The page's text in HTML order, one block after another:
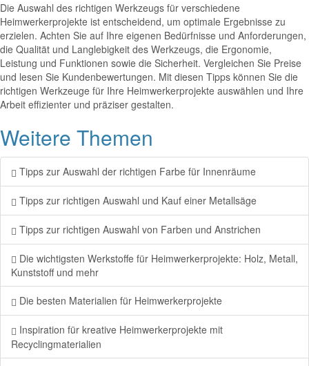
Die Auswahl des richtigen Werkzeugs für verschiedene
Heimwerkerprojekte ist entscheidend, um optimale Ergebnisse zu
erzielen. Achten Sie auf Ihre eigenen Bedürfnisse und Anforderungen,
die Qualität und Langlebigkeit des Werkzeugs, die Ergonomie,
Leistung und Funktionen sowie die Sicherheit. Vergleichen Sie Preise
und lesen Sie Kundenbewertungen. Mit diesen Tipps können Sie die
richtigen Werkzeuge für Ihre Heimwerkerprojekte auswählen und Ihre
Arbeit effizienter und präziser gestalten.
Weitere Themen
Tipps zur Auswahl der richtigen Farbe für Innenräume
Tipps zur richtigen Auswahl und Kauf einer Metallsäge
Tipps zur richtigen Auswahl von Farben und Anstrichen
Die wichtigsten Werkstoffe für Heimwerkerprojekte: Holz, Metall,
Kunststoff und mehr
Die besten Materialien für Heimwerkerprojekte
Inspiration für kreative Heimwerkerprojekte mit
Recyclingmaterialien